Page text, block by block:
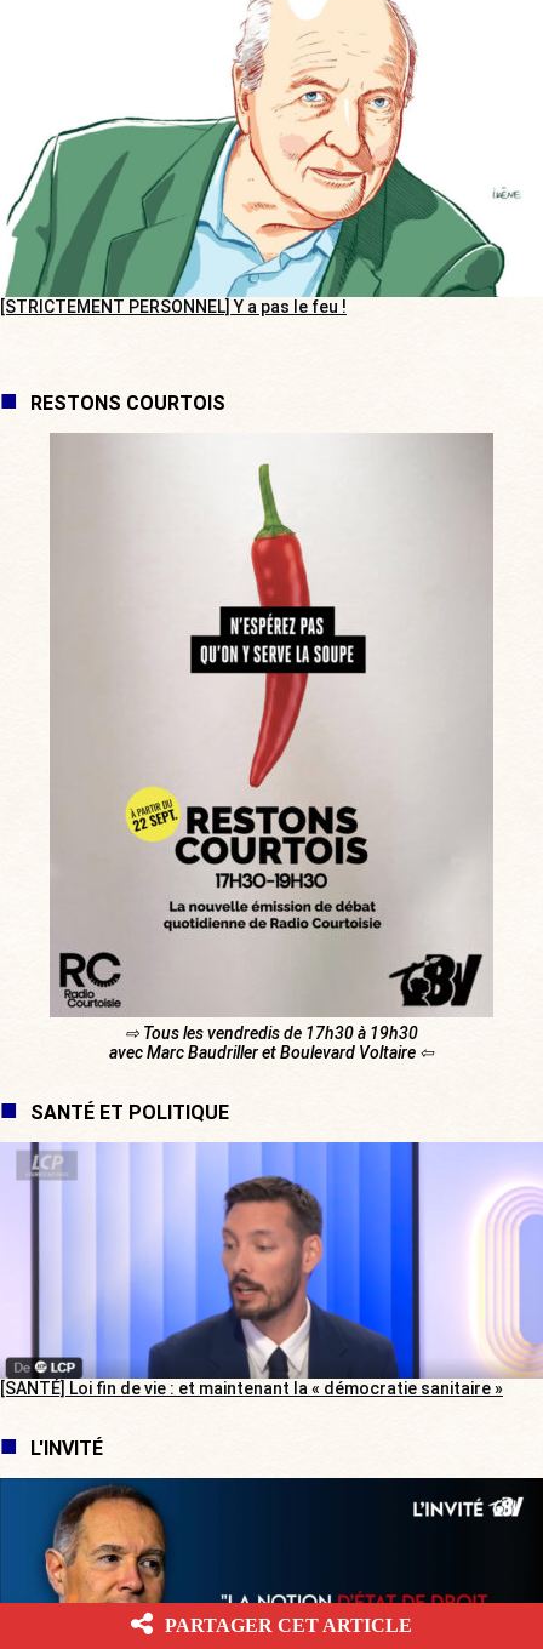
[STRICTEMENT PERSONNEL] Y a pas le feu !
RESTONS COURTOIS
⇨ Tous les vendredis de 17h30 à 19h30
avec Marc Baudriller et Boulevard Voltaire ⇦
SANTÉ ET POLITIQUE
[SANTÉ] Loi fin de vie : et maintenant la « démocratie sanitaire »
L'INVITÉ
PARTAGER CET ARTICLE